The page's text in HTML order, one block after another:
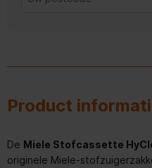
Product
De Miele Stofcassette
originele Miele-